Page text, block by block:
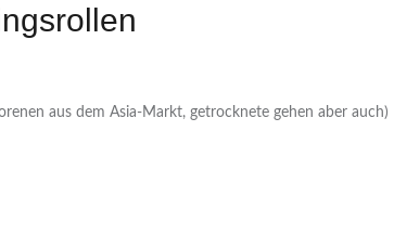
aus dem Asia-Markt, getrocknete gehen aber auch)